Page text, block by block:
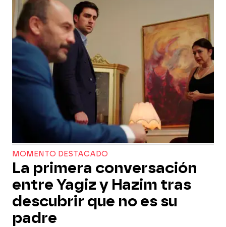
MOMENTO DESTACADO
La primera conversación
entre Yagiz y Hazim tras
descubrir que no es su
padre